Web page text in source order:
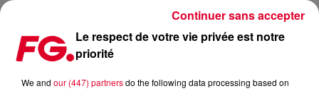
MIX : MARTIN GARRIX
Le respect de votre vie privée est notre
priorité
We and our (447) partnersdo the following data processing based on
Continuer sans accepter